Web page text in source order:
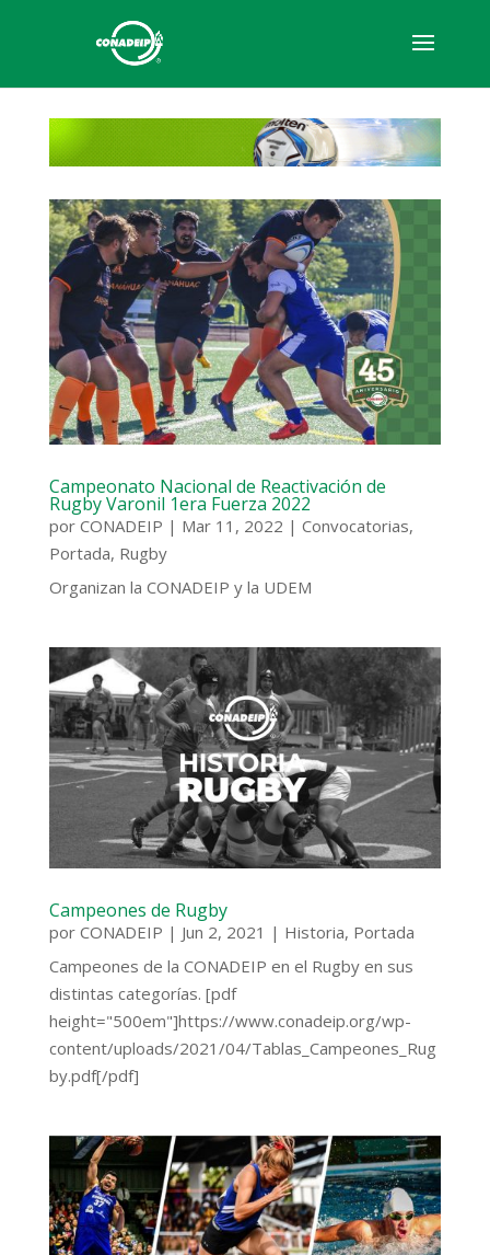
Campeonato Nacional de Reactivación de
Rugby Varonil 1era Fuerza 2022
por CONADEIP | Mar 11, 2022 | Convocatorias,
Portada, Rugby
Organizan la CONADEIP y la UDEM
Campeones de Rugby
por CONADEIP | Jun 2, 2021 | Historia, Portada
Campeones de la CONADEIP en el Rugby en sus
distintas categorías. [pdf
height="500em"]https://www.conadeip.org/wp-
content/uploads/2021/04/Tablas_Campeones_Rug
by.pdf[/pdf]